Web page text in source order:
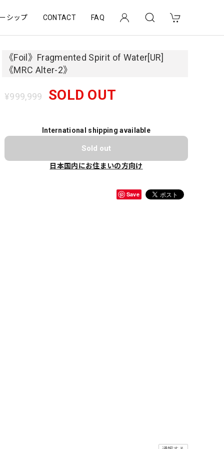
シップ CONTACT FAQ
《Foil》Fragmented Spirit of Water[UR]
《MRC Alter-2》
¥999,999 SOLD OUT
International shipping available
Sold out
日本国内にお住まいの方向け
Save